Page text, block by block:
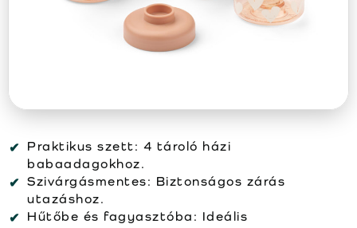
Praktikus szett: 4 tároló házi
babaadagokhoz.
Szivárgásmentes: Biztonságos zárás
utazáshoz.
Hűtőbe és fagyasztóba: Ideális